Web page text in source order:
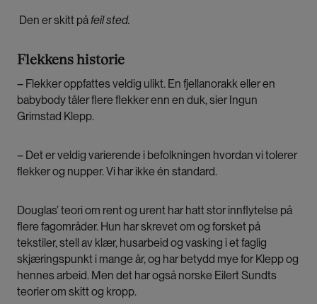
Den er skitt påfeil sted.
Flekkens historie
– Flekker oppfattes veldig ulikt. En fjellanorakk eller en
babybody tåler flere flekker enn en duk, sier Ingun
Grimstad Klepp.
– Det er veldig varierende i befolkningen hvordan vi tolerer
flekker og nupper. Vi har ikke én standard.
Douglas’ teori om rent og urent har hatt stor innflytelse på
flere fagområder. Hun har skrevet om og forsket på
tekstiler, stell av klær, husarbeid og vasking i et faglig
skjæringspunkt i mange år, og har betydd mye for Klepp og
hennes arbeid. Men det har også norske Eilert Sundts
teorier om skitt og kropp.